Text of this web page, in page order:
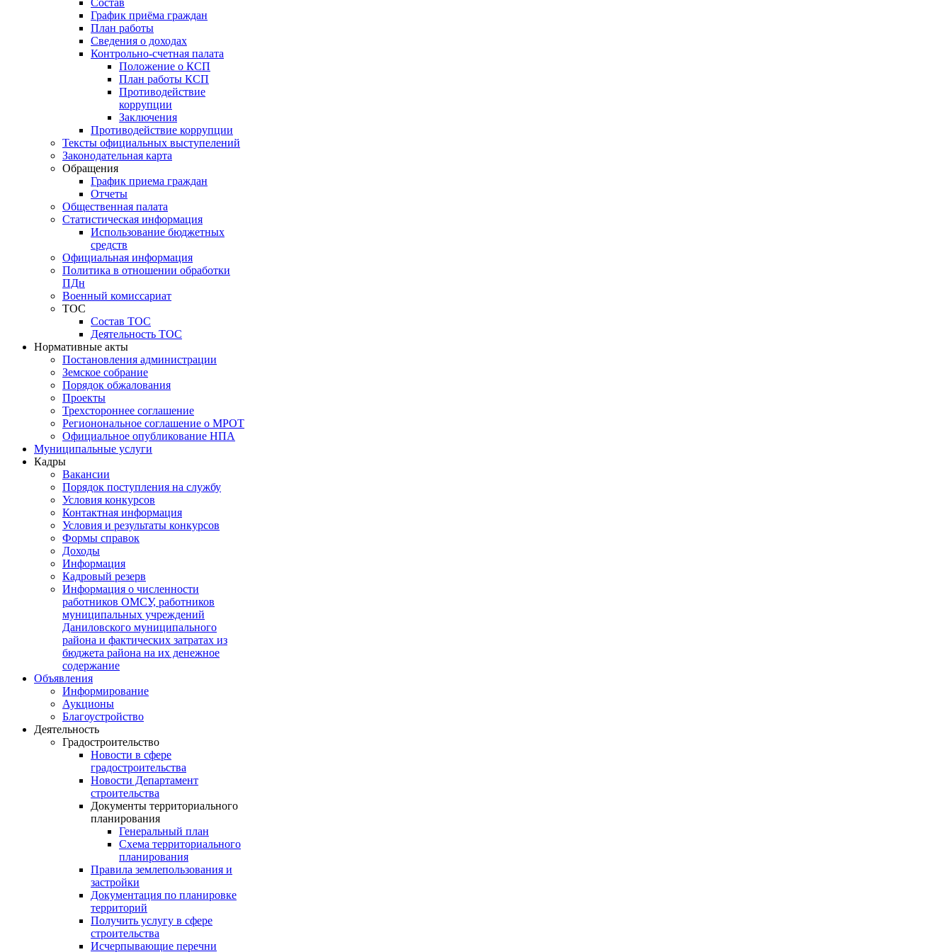
График приёма граждан
План работы
Сведения о доходах
Контрольно-счетная палата
Положение о КСП
План работы КСП
Противодействие
коррупции
Заключения
Противодействие коррупции
Тексты официальных выступелений
Законодательная карта
Обращения
График приема граждан
Отчеты
Общественная палата
Статистическая информация
Использование бюджетных
средств
Официальная информация
Политика в отношении обработки
ПДн
Военный комиссариат
ТОС
Состав ТОС
Деятельность ТОС
Нормативные акты
Постановления администрации
Земское собрание
Порядок обжалования
Проекты
Трехстороннее соглашение
Регионональное соглашение о МРОТ
Официальное опубликование НПА
Муниципальные услуги
Кадры
Вакансии
Порядок поступления на службу
Условия конкурсов
Контактная информация
Условия и результаты конкурсов
Формы справок
Доходы
Информация
Кадровый резерв
Информация о численности
работников ОМСУ, работников
муниципальных учреждений
Даниловского муниципального
района и фактических затратах из
бюджета района на их денежное
содержание
Объявления
Информирование
Аукционы
Благоустройство
Деятельность
Градостроительство
Новости в сфере
градостроительства
Новости Департамент
строительства
Документы территориального
планирования
Генеральный план
Схема территориального
планирования
Правила землепользования и
застройки
Документация по планировке
территорий
Получить услугу в сфере
строительства
Исчерпывающие перечни